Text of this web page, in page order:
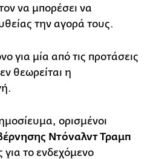
να μπορέσει να
την αγορά τους.
για μία από τις προτάσεις
θεωρείται η
ορισμένοι
Ντόναλντ Τραμπ
το ενδεχόμενο